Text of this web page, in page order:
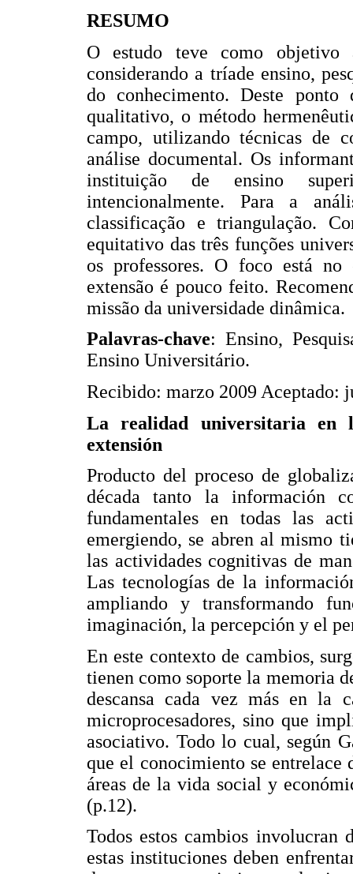
RESUMO
O estudo teve como objetivo
considerando a tríade ensino,
do conhecimento. Deste
qualitativo, o método
campo, utilizando técnicas de
análise documental. Os
instituição de ensino
intencionalmente. Para a
classificação e triangulação.
equitativo das três funções
os professores. O foco está no
extensão é pouco feito.
missão da universidade dinâmica.
Palavras-chave: Ensino,
Ensino Universitário.
Recibido: marzo 2009 Aceptado:
La realidad universitaria en
extensión
Producto del proceso de
década tanto la información
fundamentales en todas las
emergiendo, se abren al mismo
las actividades cognitivas de
Las tecnologías de la
ampliando y transformando
imaginación, la percepción y el
En este contexto de cambios,
tienen como soporte la memoria
descansa cada vez más en la
microprocesadores, sino que
asociativo. Todo lo cual, según
que el conocimiento se entrelace
áreas de la vida social y
(p.12).
Todos estos cambios involucran
estas instituciones deben